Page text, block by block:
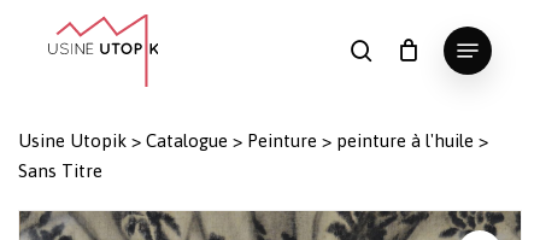
search
Menu
Panier Fermer
le
Usine Utopik > Catalogue > Peinture > peinture à l'huile >
Sans Titre
Close